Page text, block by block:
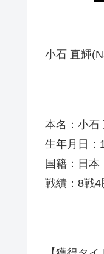
小石 直輝
本名：小石
生年月日：
国籍：日本
戦績：8戦4